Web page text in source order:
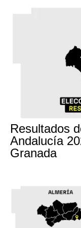
Resultados
Andalucía
Granada